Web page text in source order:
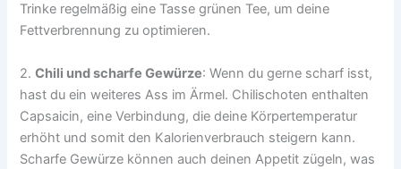
Trinke regelmäßig eine Tasse grünen Tee, um deine
Fettverbrennung zu optimieren.
2.Chili und scharfe Gewürze: Wenn du gerne scharf isst,
hast du ein weiteres Ass im Ärmel. Chilischoten enthalten
Capsaicin, eine Verbindung, die deine Körpertemperatur
erhöht und somit den Kalorienverbrauch steigern kann.
Scharfe Gewürze können auch deinen Appetit zügeln, was